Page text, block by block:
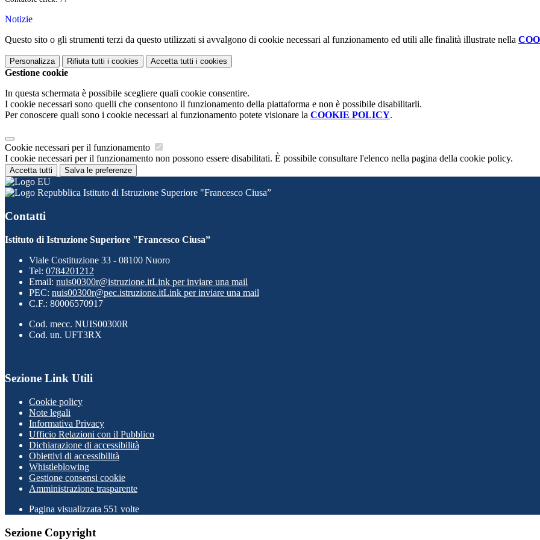
Notizie
Questo sito o gli strumenti terzi da questo utilizzati si avvalgono di cookie necessari al funzionamento ed utili alle finalità illustrate nella
Personalizza Rifiuta tutti i cookies Accetta tutti i cookies
Gestione cookie
In questa schermata è possibile scegliere quali cookie consentire.
I cookie necessari sono quelli che consentono il funzionamento della piattaforma e non è possibile disabilitarli.
Per conoscere quali sono i cookie necessari al funzionamento potete visionare la COOKIE POLICY.
Cookie necessari per il funzionamento
I cookie necessari per il funzionamento non possono essere disabilitati. È possibile consultare l'elenco nella pagina della cookie policy.
Accetta tutti Salva le preferenze
Istituto di Istruzione Superiore "Francesco Ciusa”
Contatti
Istituto di Istruzione Superiore "Francesco Ciusa”
Viale Costituzione 33 - 08100 Nuoro
Tel: 0784201212
Email: nuis00300r@istruzione.itLink per inviare una mail
PEC: nuis00300r@pec.istruzione.itLink per inviare una mail
C.F.: 80006570917
Cod. mecc. NUIS00300R
Cod. un. UFT3RX
Sezione Link Utili
Cookie policy
Note legali
Informativa Privacy
Ufficio Relazioni con il Pubblico
Dichiarazione di accessibilità
Obiettivi di accessibilità
Whistleblowing
Gestione consensi cookie
Amministrazione trasparente
Pagina visualizzata 551 volte
Sezione Copyright